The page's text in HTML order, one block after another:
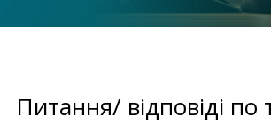
Питання/ відповіді по